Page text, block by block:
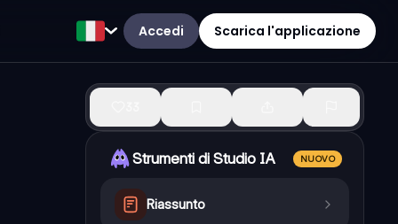
Accedi Scarica l'applicazione
Strumenti di Studio IA NUOVO
Riassunto